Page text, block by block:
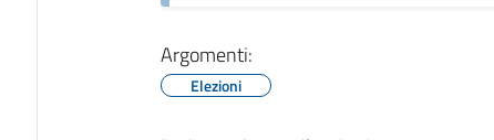
Argomenti:
Elezioni